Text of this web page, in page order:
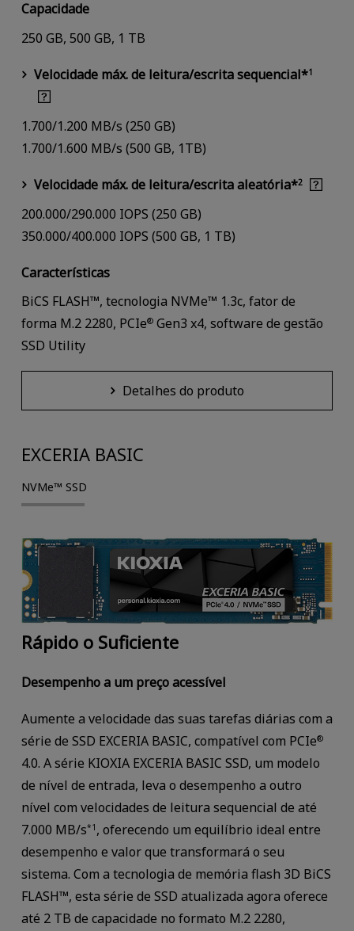
Capacidade
250 GB, 500 GB, 1 TB
Velocidade máx. de leitura/escrita sequencial*1
1.700/1.200 MB/s (250 GB)
1.700/1.600 MB/s (500 GB, 1TB)
Velocidade máx. de leitura/escrita aleatória*2
200.000/290.000 IOPS (250 GB)
350.000/400.000 IOPS (500 GB, 1 TB)
Características
BiCS FLASH™, tecnologia NVMe™ 1.3c, fator de
forma M.2 2280, PCIe®Gen3 x4, software de gestão
SSD Utility
Detalhes do produto
EXCERIA BASIC
NVMe™ SSD
Rápido o Suficiente
Desempenho a um preço acessível
Aumente a velocidade das suas tarefas diárias com a
série de SSD EXCERIA BASIC, compatível com PCIe®
4.0. A série KIOXIA EXCERIA BASIC SSD, um modelo
de nível de entrada, leva o desempenho a outro
nível com velocidades de leitura sequencial de até
7.000 MB/s*1 , oferecendo um equilíbrio ideal entre
desempenho e valor que transformará o seu
sistema. Com a tecnologia de memória flash 3D BiCS
FLASH™, esta série de SSD atualizada agora oferece
até 2 TB de capacidade no formato M.2 2280,